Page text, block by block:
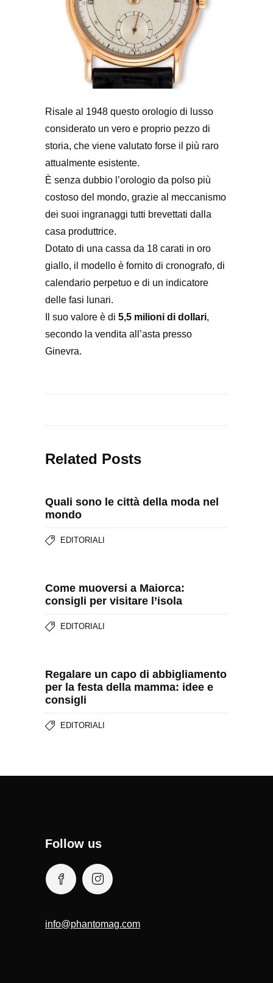
Risale al 1948 questo orologio di lusso
considerato un vero e proprio pezzo di
storia, che viene valutato forse il più raro
attualmente esistente.
È senza dubbio l’orologio da polso più
costoso del mondo, grazie al meccanismo
dei suoi ingranaggi tutti brevettati dalla
casa produttrice.
Dotato di una cassa da 18 carati in oro
giallo, il modello è fornito di cronografo, di
calendario perpetuo e di un indicatore
delle fasi lunari.
Il suo valore è di 5,5 milioni di dollari,
secondo la vendita all’asta presso
Ginevra.
Related Posts
Quali sono le città della moda nel
mondo
EDITORIALI
Come muoversi a Maiorca:
consigli per visitare l’isola
EDITORIALI
Regalare un capo di abbigliamento
per la festa della mamma: idee e
consigli
EDITORIALI
Follow us
info@phantomag.com